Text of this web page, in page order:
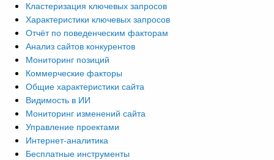
Кластеризация ключевых запросов
Характеристики ключевых запросов
Отчёт по поведенческим факторам
Анализ сайтов конкурентов
Мониторинг позиций
Коммерческие факторы
Общие характеристики сайта
Видимость в ИИ
Мониторинг изменений сайта
Управление проектами
Интернет-аналитика
Бесплатные инструменты